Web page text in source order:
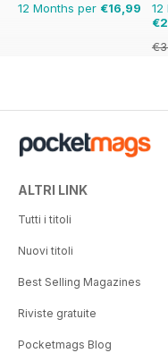
12 Months per €16,99
12
ALTRI LINK
Tutti i titoli
Nuovi titoli
Best Selling Magazines
Riviste gratuite
Pocketmags Blog